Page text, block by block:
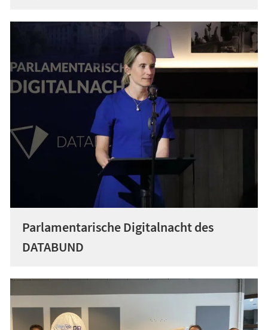
Parlamentarische Digitalnacht des
DATABUND